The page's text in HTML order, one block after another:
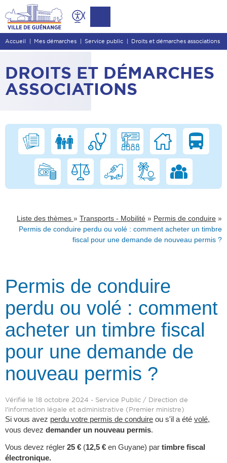
Contenu
Entête de page
Menu principal
Pied de page
Accueil Mes démarches Service public Droits et démarches associations
DROITS ET DÉMARCHES
ASSOCIATIONS
Liste des thèmes » Transports - Mobilité » Permis de conduire »
Permis de conduire perdu ou volé : comment acheter un timbre
fiscal pour une demande de nouveau permis ?
Permis de conduire
perdu ou volé : comment
acheter un timbre fiscal
pour une demande de
nouveau permis ?
Vérifié le 18 octobre 2024 - Service Public / Direction de
l'information légale et administrative (Premier ministre)
Si vous avez perdu votre permis de conduire ou s'il a été volé,
vous devez demander un nouveau permis.
Vous devez régler 25 € (12,5 € en Guyane) par timbre fiscal
électronique.